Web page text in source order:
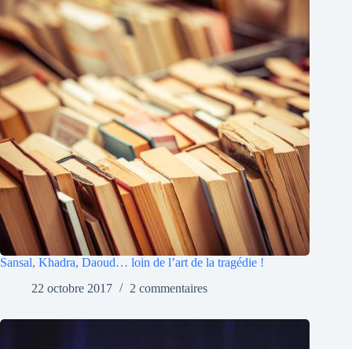
Sansal, Khadra, Daoud… loin de l’art de la tragédie !
22 octobre 2017
2 commentaires